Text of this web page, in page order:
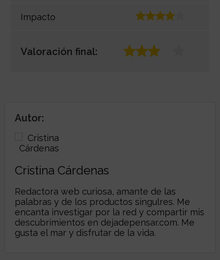
Impacto
Valoración final:
Autor:
Cristina Cárdenas
Redactora web curiosa, amante de las
palabras y de los productos singulres. Me
encanta investigar por la red y compartir mis
descubrimientos en dejadepensar.com. Me
gusta el mar y disfrutar de la vida.